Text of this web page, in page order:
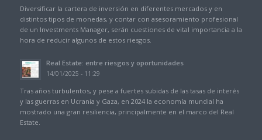
Diversificar la cartera de inversión en diferentes mercados y en
distintos tipos de monedas, y contar con asesoramiento profesional
de un Investments Manager, serán cuestiones de vital importancia a la
hora de reducir algunos de estos riesgos.
Real Estate: entre riesgos y oportunidades
14/01/2025 - 11:29
Tras años turbulentos, y pese a fuertes subidas de las tasas de interés
y las guerras en Ucrania y Gaza, en 2024 la economía mundial ha
mostrado una gran resiliencia, principalmente en el marco del Real
Estate.